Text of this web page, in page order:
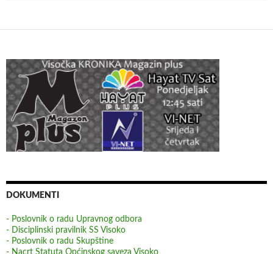
DOKUMENTI
- Poslovnik o radu Upravnog odbora
- Disciplinski pravilnik SS Visoko
- Poslovnik o radu Skupštine